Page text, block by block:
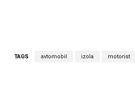
TAGS avtomobil izola motorist